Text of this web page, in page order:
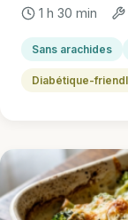
1 h 30 min
Sans arachides
Diabétique-